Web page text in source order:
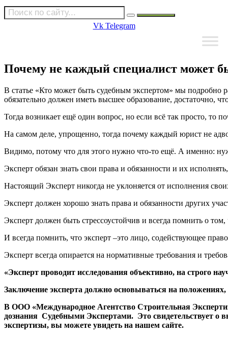
Vk Telegram
Почему не каждый специалист может
В статье «Кто может быть судебным экспертом» мы подробно
обязательно должен иметь высшее образование, достаточно,
Тогда возникает ещё один вопрос, но если всё так просто, то
На самом деле, упрощенно, тогда почему каждый юрист не
Видимо, потому что для этого нужно что-то ещё. А именно:
Эксперт обязан знать свои права и обязанности и их
Настоящий Эксперт никогда не уклоняется от исполнения
Эксперт должен хорошо знать права и обязанности других
Эксперт должен быть стрессоустойчив и всегда помнить о
И всегда помнить, что эксперт –это лицо, содействующее
Эксперт всегда опирается на нормативные требования и
«Эксперт проводит исследования объективно, на строго
Заключение эксперта должно основываться на
В ООО «Международное Агентство Строительная
дознания Судебными Экспертами. Это свидетельствует о
экспертизы, вы можете увидеть на нашем сайте.